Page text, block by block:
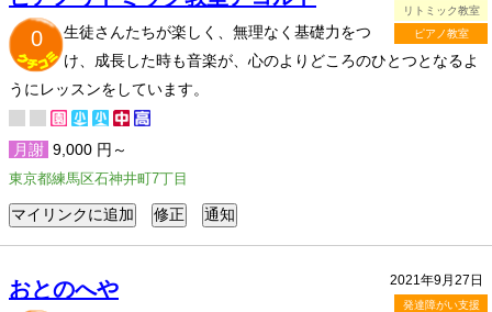
リトミック教室
ピアノ教室
0
生徒さんたちが楽しく、無理なく基礎力をつ
け、成長した時も音楽が、心のよりどころのひとつとなるよ
うにレッスンをしています。
月謝 9,000 円～
東京都練馬区石神井町7丁目
2021年9月27日
発達障がい支援
おとのへや